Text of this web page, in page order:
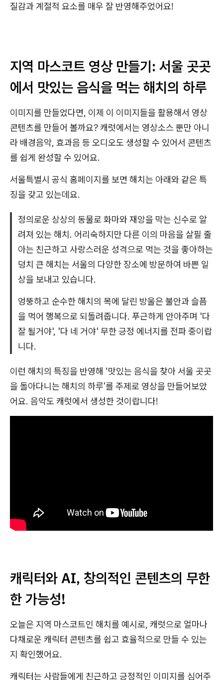
질감과 계절적 요소를 매우 잘 반영해주었어요!
지역 마스코트 영상 만들기: 서울 곳곳
에서 맛있는 음식을 먹는 해치의 하루
이미지를 만들었다면, 이제 이 이미지들을 활용해서 영상
콘텐츠를 만들어 볼까요? 캐럿에서는 영상소스 뿐만 아니
라 배경음악, 효과음 등 오디오도 생성할 수 있어서 콘텐츠
를 쉽게 완성할 수 있어요.
서울특별시 공식 홈페이지를 보면 해치는 아래와 같은 특
징을 갖고 있는데요.
정의로운 상상의 동물로 화마와 재앙을 막는 신수로 알
려져 있는 해치. 어리숙하지만 다른 이의 마음을 살필 줄
아는 친근하고 사랑스러운 성격으로 먹는 것을 좋아하는
덩치 큰 해치는 서울의 다양한 장소에 방문하여 바쁜 일
상을 보내고 있습니다.
엉뚱하고 순수한 해치의 목에 달린 방울은 불안과 슬픔
을 먹어 행복으로 되돌려줍니다. 푸근하게 안아주며 '다
잘 될거야', '다 네 거야' 무한 긍정 에너지를 전파 중이랍
니다.
이런 해치의 특징을 반영해 ‘맛있는 음식을 찾아 서울 곳곳
을 돌아다니는 해치의 하루’를 주제로 영상을 만들어보았
어요. 음악도 캐럿에서 생성한 것이랍니다!
캐릭터와 AI, 창의적인 콘텐츠의 무한
한 가능성!
오늘은 지역 마스코트인 해치를 예시로, 캐럿으로 얼마나
다채로운 캐릭터 콘텐츠를 쉽고 효율적으로 만들 수 있는
지 확인했어요.
캐릭터는 사람들에게 친근하고 긍정적인 이미지를 심어주